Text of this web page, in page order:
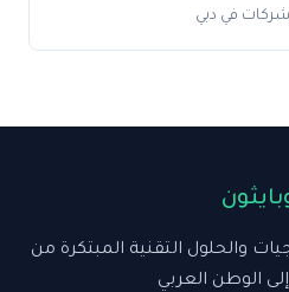
والحلول التقنية المبتكرة من
الوطن العربي